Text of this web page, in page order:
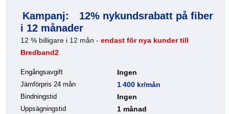
Kampanj:
12% nykundsrabatt på fiber
i 12 månader
12 % billigare i 12 mån - endast för nya kunder till
Bredband2
Engångsavgift Ingen
Jämförpris 24 mån 1 400 kr/mån
Bindningstid Ingen
Uppsägningstid 1 månad